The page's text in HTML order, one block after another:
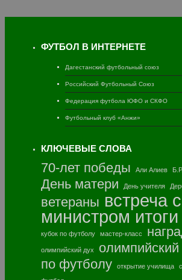
ФУТБОЛ В ИНТЕРНЕТЕ
Дагестанский футбольный союз
Российский Футбольный Союз
Федерация футбола ЮФО и СКФО
Футбольный клуб «Анжи»
КЛЮЧЕВЫЕ СЛОВА
70-лет победы Али Алиев
День матери День учителя
ветераны встреча с
министром
кубок по футболу мастер-класс
олимпийский дух
олимпийский
по футболу
открытие училища